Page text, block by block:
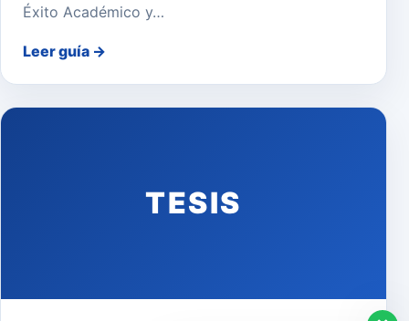
Éxito Académico y…
Leer guía →
TESIS